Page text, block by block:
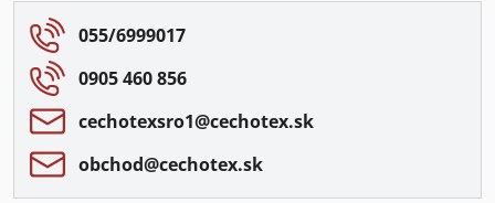
055/6999017
0905 460 856
cechotexsro1​@cechotex​.sk
obchod​@cechotex​.sk